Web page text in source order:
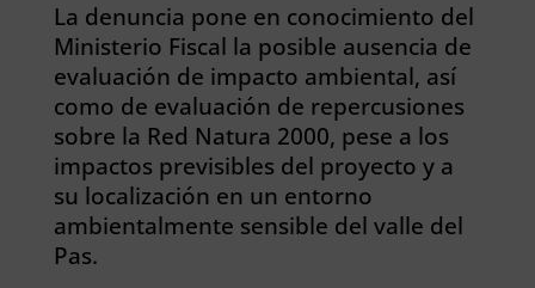
La denuncia pone en conocimiento del
Ministerio Fiscal la posible ausencia de
evaluación de impacto ambiental, así
como de evaluación de repercusiones
sobre la Red Natura 2000, pese a los
impactos previsibles del proyecto y a
su localización en un entorno
ambientalmente sensible del valle del
Pas.